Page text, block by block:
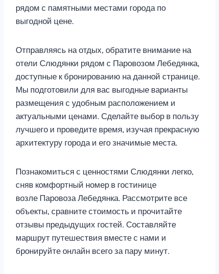
рядом с памятными местами города по
выгодной цене.
Отправляясь на отдых, обратите внимание на
отели Слюдянки рядом с Паровозом Лебедянка,
доступные к бронированию на данной странице.
Мы подготовили для вас выгодные варианты
размещения с удобным расположением и
актуальными ценами. Сделайте выбор в пользу
лучшего и проведите время, изучая прекрасную
архитектуру города и его значимые места.
Познакомиться с ценностями Слюдянки легко,
сняв комфортный номер в гостинице
возле Паровоза Лебедянка. Рассмотрите все
объекты, сравните стоимость и прочитайте
отзывы предыдущих гостей. Составляйте
маршрут путешествия вместе с нами и
бронируйте онлайн всего за пару минут.